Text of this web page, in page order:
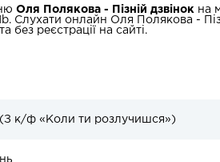
Оля Полякова - Пізній дзвінок на
Слухати онлайн Оля Полякова -
реєстрації на сайті.
к/ф «Коли ти розлучишся»)